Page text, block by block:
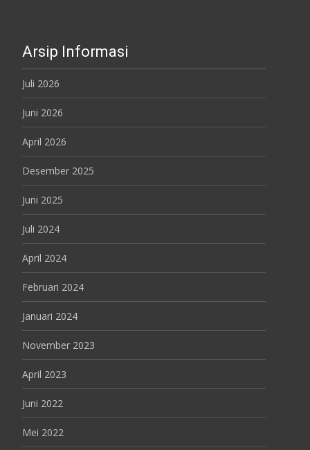
Arsip Informasi
Juli 2026
Juni 2026
April 2026
Desember 2025
Juni 2025
Juli 2024
April 2024
Februari 2024
Januari 2024
November 2023
April 2023
Juni 2022
Mei 2022